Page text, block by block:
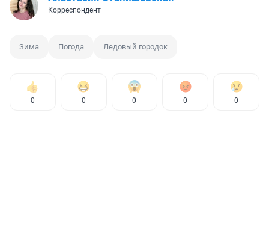
Корреспондент
Зима Погода Ледовый городок
0 0 0 0 0